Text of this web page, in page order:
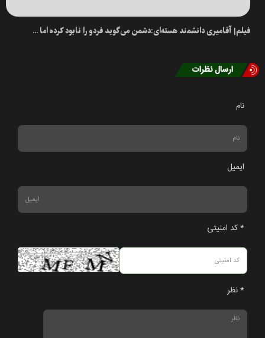
فیلم| آقامیری دانشمند هسته‌ای:دشمن می‌گوید فردو را نابود کرده اما ...
ارسال نظرات
نام
ایمیل
* کد امنیتی
* نظر